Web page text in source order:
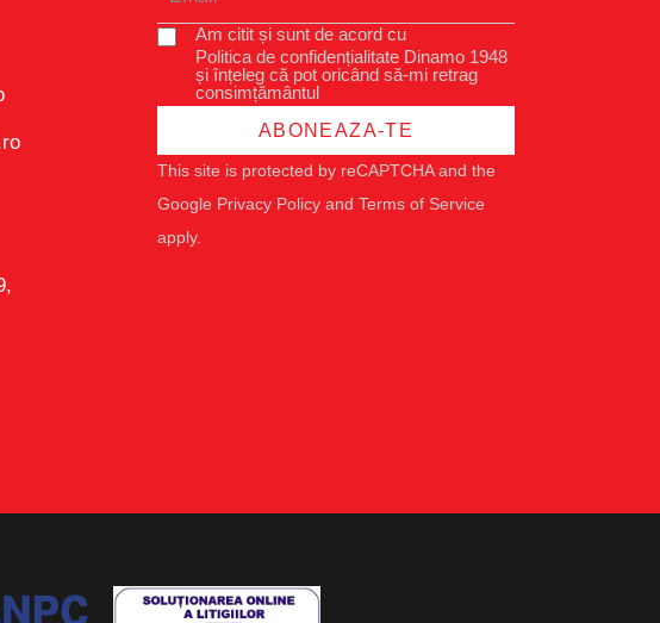
Am citit și sunt de acord cu
Politica de confidențialitate Dinamo 1948
și înțeleg că pot oricând să-mi retrag
consimțământul
ABONEAZA-TE
This site is protected by reCAPTCHA and the
Google Privacy Policyand Terms of Service
apply.